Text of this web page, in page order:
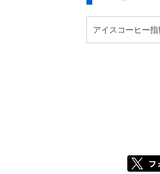
アイスコーヒー指